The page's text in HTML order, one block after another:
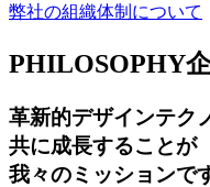
弊社の組織体制について
PHILOSOPHY
革新的デザインテク
共に成長することが
我々のミッションで